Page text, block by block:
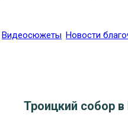
Видеосюжеты Новости
Троицкий собор